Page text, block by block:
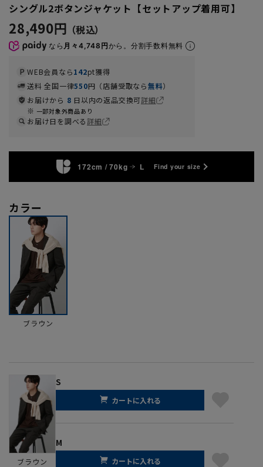
シングル2ボタンジャケット【セットアップ着用可】
28,490円
なら 月々4,748円から。分割手数料無料
WEB会員なら142pt獲得
送料 全国一律550円（店舗受取なら無料）
お届けから 8 日以内の返品交換可詳細
一部対象外商品あり
お届け日を調べる詳細
172cm / 70kg L Find your size
カラー
ブラウン
ブラウン
S
カートに入れる
M
カートに入れる